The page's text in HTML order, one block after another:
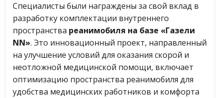
Специалисты были награждены за свой вклад в
разработку комплектации внутреннего
пространства реанимобиля на базе «Газели
NN». Это инновационный проект, направленный
на улучшение условий для оказания скорой и
неотложной медицинской помощи, включает
оптимизацию пространства реанимобиля для
удобства медицинских работников и комфорта